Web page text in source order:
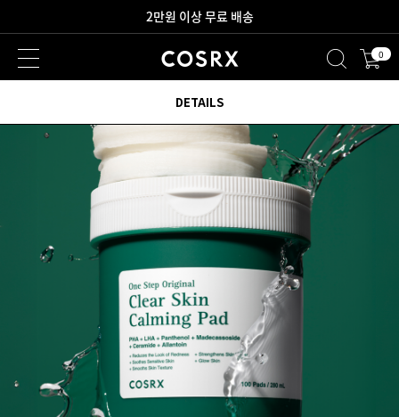
새로워진 회원 혜택을 만나보세요!
2만원 이상 무료 배송 0
DETAILS